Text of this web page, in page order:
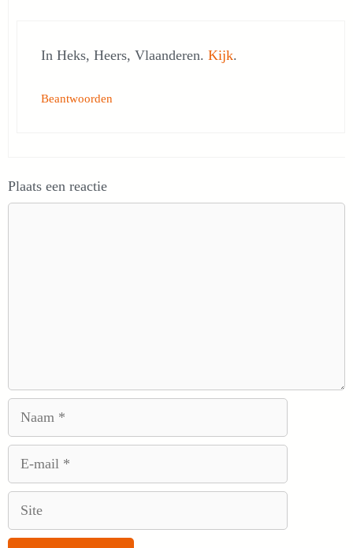
In Heks, Heers, Vlaanderen. Kijk.
Beantwoorden
Plaats een reactie